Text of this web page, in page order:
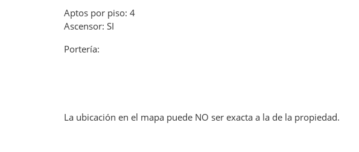
Aptos por piso: 4
Ascensor: SI
Portería:
La ubicación en el mapa puede NO ser exacta a la de la propiedad.